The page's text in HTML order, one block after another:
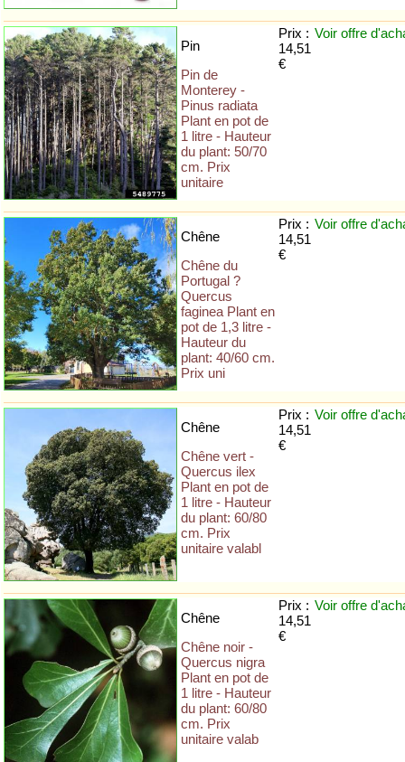
Pin
Pin de
Monterey -
Pinus radiata
Plant en pot de
1 litre - Hauteur
du plant: 50/70
cm. Prix
unitaire
Prix :
14,51
€
Voir offre
Chêne
Chêne du
Portugal ?
Quercus
faginea Plant en
pot de 1,3 litre -
Hauteur du
plant: 40/60 cm.
Prix uni
Prix :
14,51
€
Voir offre
Chêne
Chêne vert -
Quercus ilex
Plant en pot de
1 litre - Hauteur
du plant: 60/80
cm. Prix
unitaire valabl
Prix :
14,51
€
Voir offre
Chêne
Chêne noir -
Quercus nigra
Plant en pot de
1 litre - Hauteur
du plant: 60/80
cm. Prix
unitaire valab
Prix :
14,51
€
Voir offre